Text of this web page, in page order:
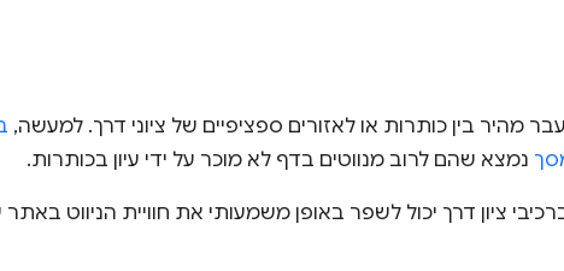
מהיר בין כותרות או לאזורים ספציפיים של ציוני דרך. למעשה,
נמצא שהם לרוב מנווטים בדף לא מוכר על ידי עיון בכותרות.
ציון דרך יכול לשפר באופן משמעותי את חוויית הניווט